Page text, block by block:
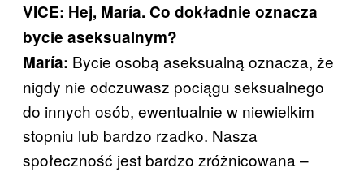
VICE: Hej, María. Co dokładnie oznacza
bycie aseksualnym?
María: Bycie osobą aseksualną oznacza, że
nigdy nie odczuwasz pociągu seksualnego
do innych osób, ewentualnie w niewielkim
stopniu lub bardzo rzadko. Nasza
społeczność jest bardzo zróżnicowana –